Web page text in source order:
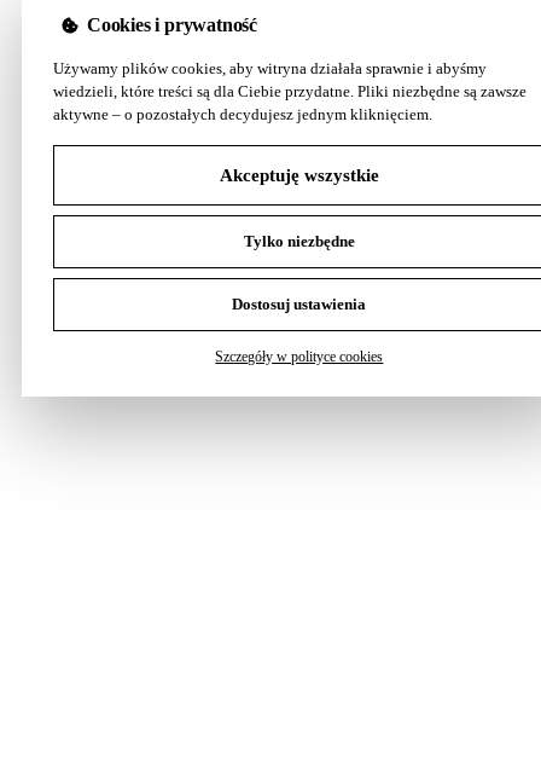
Cookies i prywatność
Używamy plików cookies, aby witryna działała sprawnie i abyśmy
wiedzieli, które treści są dla Ciebie przydatne. Pliki niezbędne są zawsze
aktywne – o pozostałych decydujesz jednym kliknięciem.
Akceptuję wszystkie
Tylko niezbędne
Dostosuj ustawienia
Szczegóły w polityce cookies